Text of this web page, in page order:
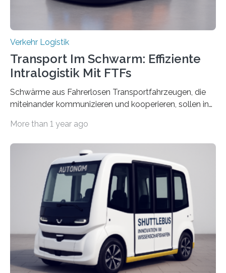
Verkehr Logistik
Transport Im Schwarm: Effiziente
Intralogistik Mit FTFs
Schwärme aus Fahrerlosen Transportfahrzeugen, die
miteinander kommunizieren und kooperieren, sollen in
An dieser innovativen Idee arbeiten Forschende aus
das Fraunhofer Institut für Integrierte Schaltungen IIS
die kommunikationstechnische Umsetzung erforscht,
untersucht das IPH – Institut für Integrierte Produktion
Hannover gGmbH anhand von
Materialflusssimulationen, ob die dezentrale Steuerung
effizienter ist als die zentrale Steuerung. Dafür sucht
das IPH noch Unternehmen, die Interesse daran haben,
am realen Beispiel ihrer Fabrik…
More than 1 year ago